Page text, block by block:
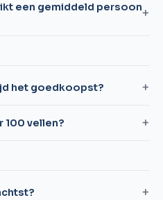
een gemiddeld persoon
het goedkoopst?
100 vellen?